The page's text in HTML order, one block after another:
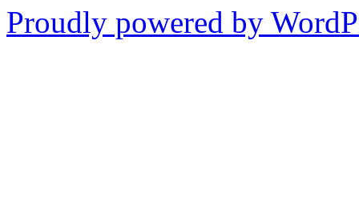
Proudly powered by